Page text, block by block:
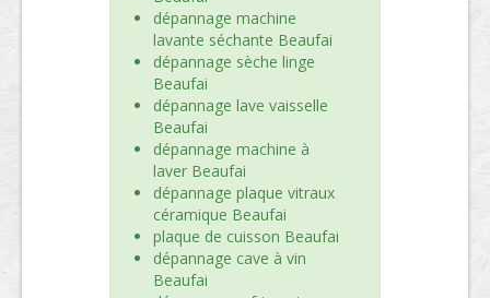
dépannage machine
lavante séchante Beaufai
dépannage sèche linge
Beaufai
dépannage lave vaisselle
Beaufai
dépannage machine à
laver Beaufai
dépannage plaque vitraux
céramique Beaufai
plaque de cuisson Beaufai
dépannage cave à vin
Beaufai